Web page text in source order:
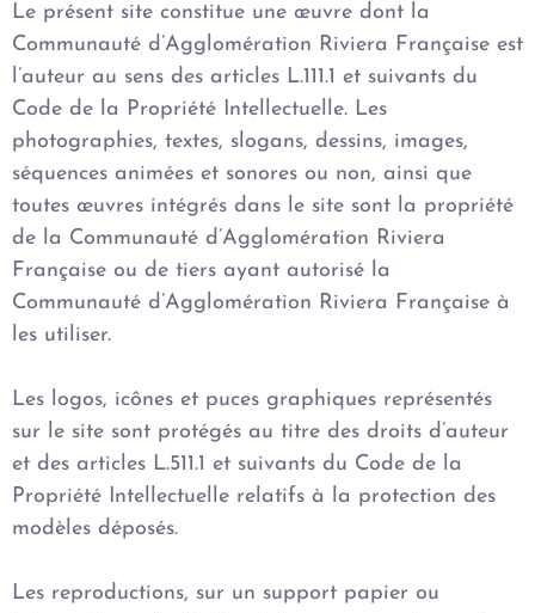
Le présent site constitue une œuvre dont la
Communauté d’Agglomération Riviera Française est
l’auteur au sens des articles L.111.1 et suivants du
Code de la Propriété Intellectuelle. Les
photographies, textes, slogans, dessins, images,
séquences animées et sonores ou non, ainsi que
toutes œuvres intégrés dans le site sont la propriété
de la Communauté d’Agglomération Riviera
Française ou de tiers ayant autorisé la
Communauté d’Agglomération Riviera Française à
les utiliser.
Les logos, icônes et puces graphiques représentés
sur le site sont protégés au titre des droits d’auteur
et des articles L.511.1 et suivants du Code de la
Propriété Intellectuelle relatifs à la protection des
modèles déposés.
Les reproductions, sur un support papier ou